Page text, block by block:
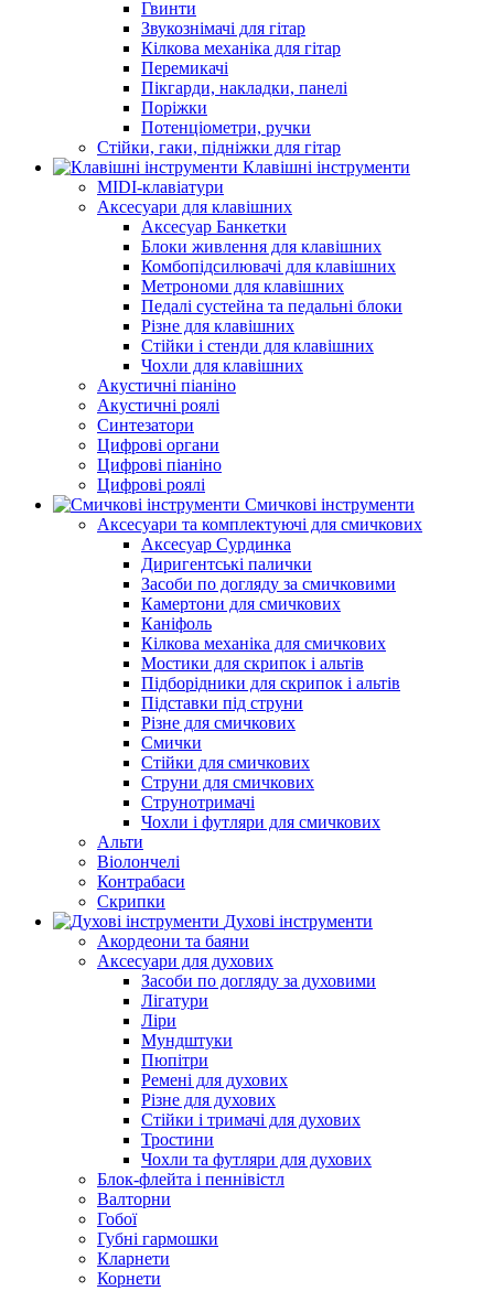
Гвинти
Звукознімачі для гітар
Кілкова механіка для гітар
Перемикачі
Пікгарди, накладки, панелі
Поріжки
Потенціометри, ручки
Стійки, гаки, підніжки для гітар
Клавішні інструменти
MIDI-клавіатури
Аксесуари для клавішних
Аксесуар Банкетки
Блоки живлення для клавішних
Комбопідсилювачі для клавішних
Метрономи для клавішних
Педалі сустейна та педальні блоки
Різне для клавішних
Стійки і стенди для клавішних
Чохли для клавішних
Акустичні піаніно
Акустичні роялі
Синтезатори
Цифрові органи
Цифрові піаніно
Цифрові роялі
Смичкові інструменти
Аксесуари та комплектуючі для смичкових
Аксесуар Сурдинка
Диригентські палички
Засоби по догляду за смичковими
Камертони для смичкових
Каніфоль
Кілкова механіка для смичкових
Мостики для скрипок і альтів
Підборiдники для скрипок і альтів
Підставки під струни
Різне для смичкових
Смички
Стійки для смичкових
Струни для смичкових
Струнотримачі
Чохли і футляри для смичкових
Альти
Віолончелі
Контрабаси
Скрипки
Духові інструменти
Акордеони та баяни
Аксесуари для духових
Засоби по догляду за духовими
Лігатури
Ліри
Мундштуки
Пюпітри
Ремені для духових
Різне для духових
Стійки і тримачі для духових
Тростини
Чохли та футляри для духових
Блок-флейта і пеннівістл
Валторни
Гобої
Губні гармошки
Кларнети
Корнети